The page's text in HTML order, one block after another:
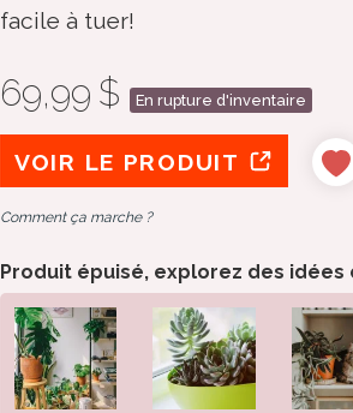
facile à tuer!
69,99 $ En rupture d'inventaire
VOIR LE PRODUIT
Comment ça marche ?
Produit épuisé, explorez des idées